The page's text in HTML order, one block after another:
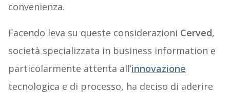
convenienza.
Facendo leva su queste considerazioni Cerved,
società specializzata in business information e
particolarmente attenta all’innovazione
tecnologica e di processo, ha deciso di aderire